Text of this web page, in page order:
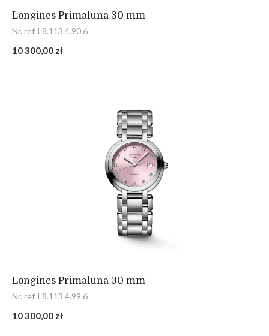
Longines Primaluna 30 mm
Nr. ref. L8.113.4.90.6
10 300,00 zł
Longines Primaluna 30 mm
Nr. ref. L8.113.4.99.6
10 300,00 zł